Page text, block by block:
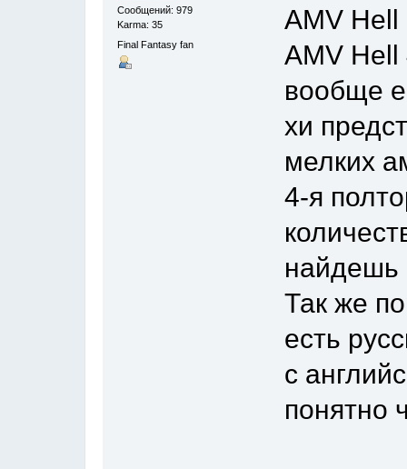
Сообщений: 979
Karma: 35
Final Fantasy fan
AMV
AMV Hell
вообще
хи
мелких
4-я
найдешь
Так же
есть
с
понятно